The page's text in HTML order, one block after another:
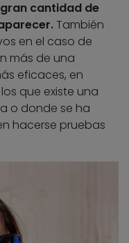
cantidad de
También
en el caso de
más de una
eficaces, en
que existe una
o donde se ha
hacerse pruebas